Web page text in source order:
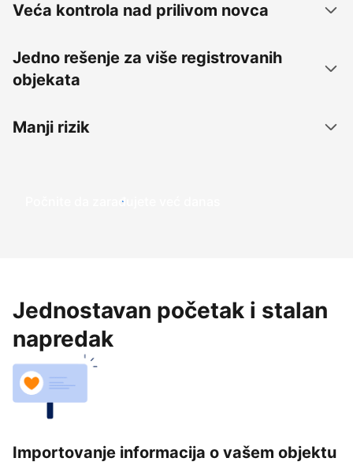
Veća kontrola nad prilivom novca
Jedno rešenje za više registrovanih
objekata
Manji rizik
Počnite da zarađujete već danas
Jednostavan početak i stalan
napredak
Importovanje informacija o vašem objektu